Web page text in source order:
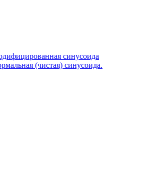
синусоида
(чистая) синусоида.